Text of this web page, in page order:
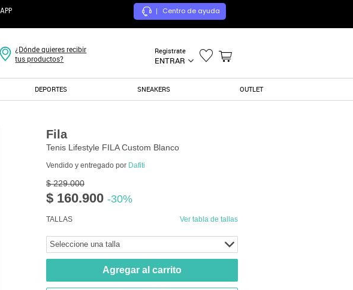
| Centro de ayuda
Registrate
ENTRAR
¿Dónde quieres recibir
tus productos?
DEPORTES SNEAKERS OUTLET
Fila
Tenis Lifestyle FILA Custom Blanco
Vendido y entregado por Dafiti
$ 229.000
$ 160.900 -30%
TALLAS Ver tabla de tallas
Seleccione una talla
Agregar al carrito